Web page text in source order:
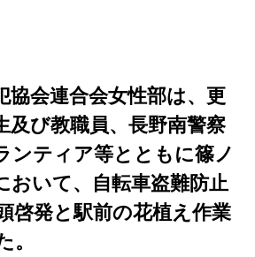
会連合会女性部は、更
及び教職員、長野南警察
ンティア等とともに篠ノ
おいて、自転車盗難防止
啓発と駅前の花植え作業
。